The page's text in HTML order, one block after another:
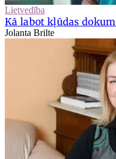
Lietvedība
Kā labot kļūdas
Jolanta Brilte